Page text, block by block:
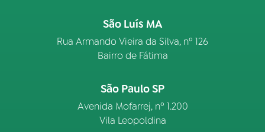
São Luís MA
Rua Armando Vieira da Silva, nº 126
Bairro de Fátima
São Paulo SP
Avenida Mofarrej, nº 1.200
Vila Leopoldina